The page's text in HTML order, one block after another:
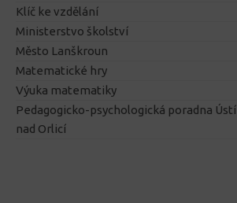
Klíč ke vzdělání
Ministerstvo školství
Město Lanškroun
Matematické hry
Výuka matematiky
Pedagogicko-psychologická poradna Ústí
nad Orlicí